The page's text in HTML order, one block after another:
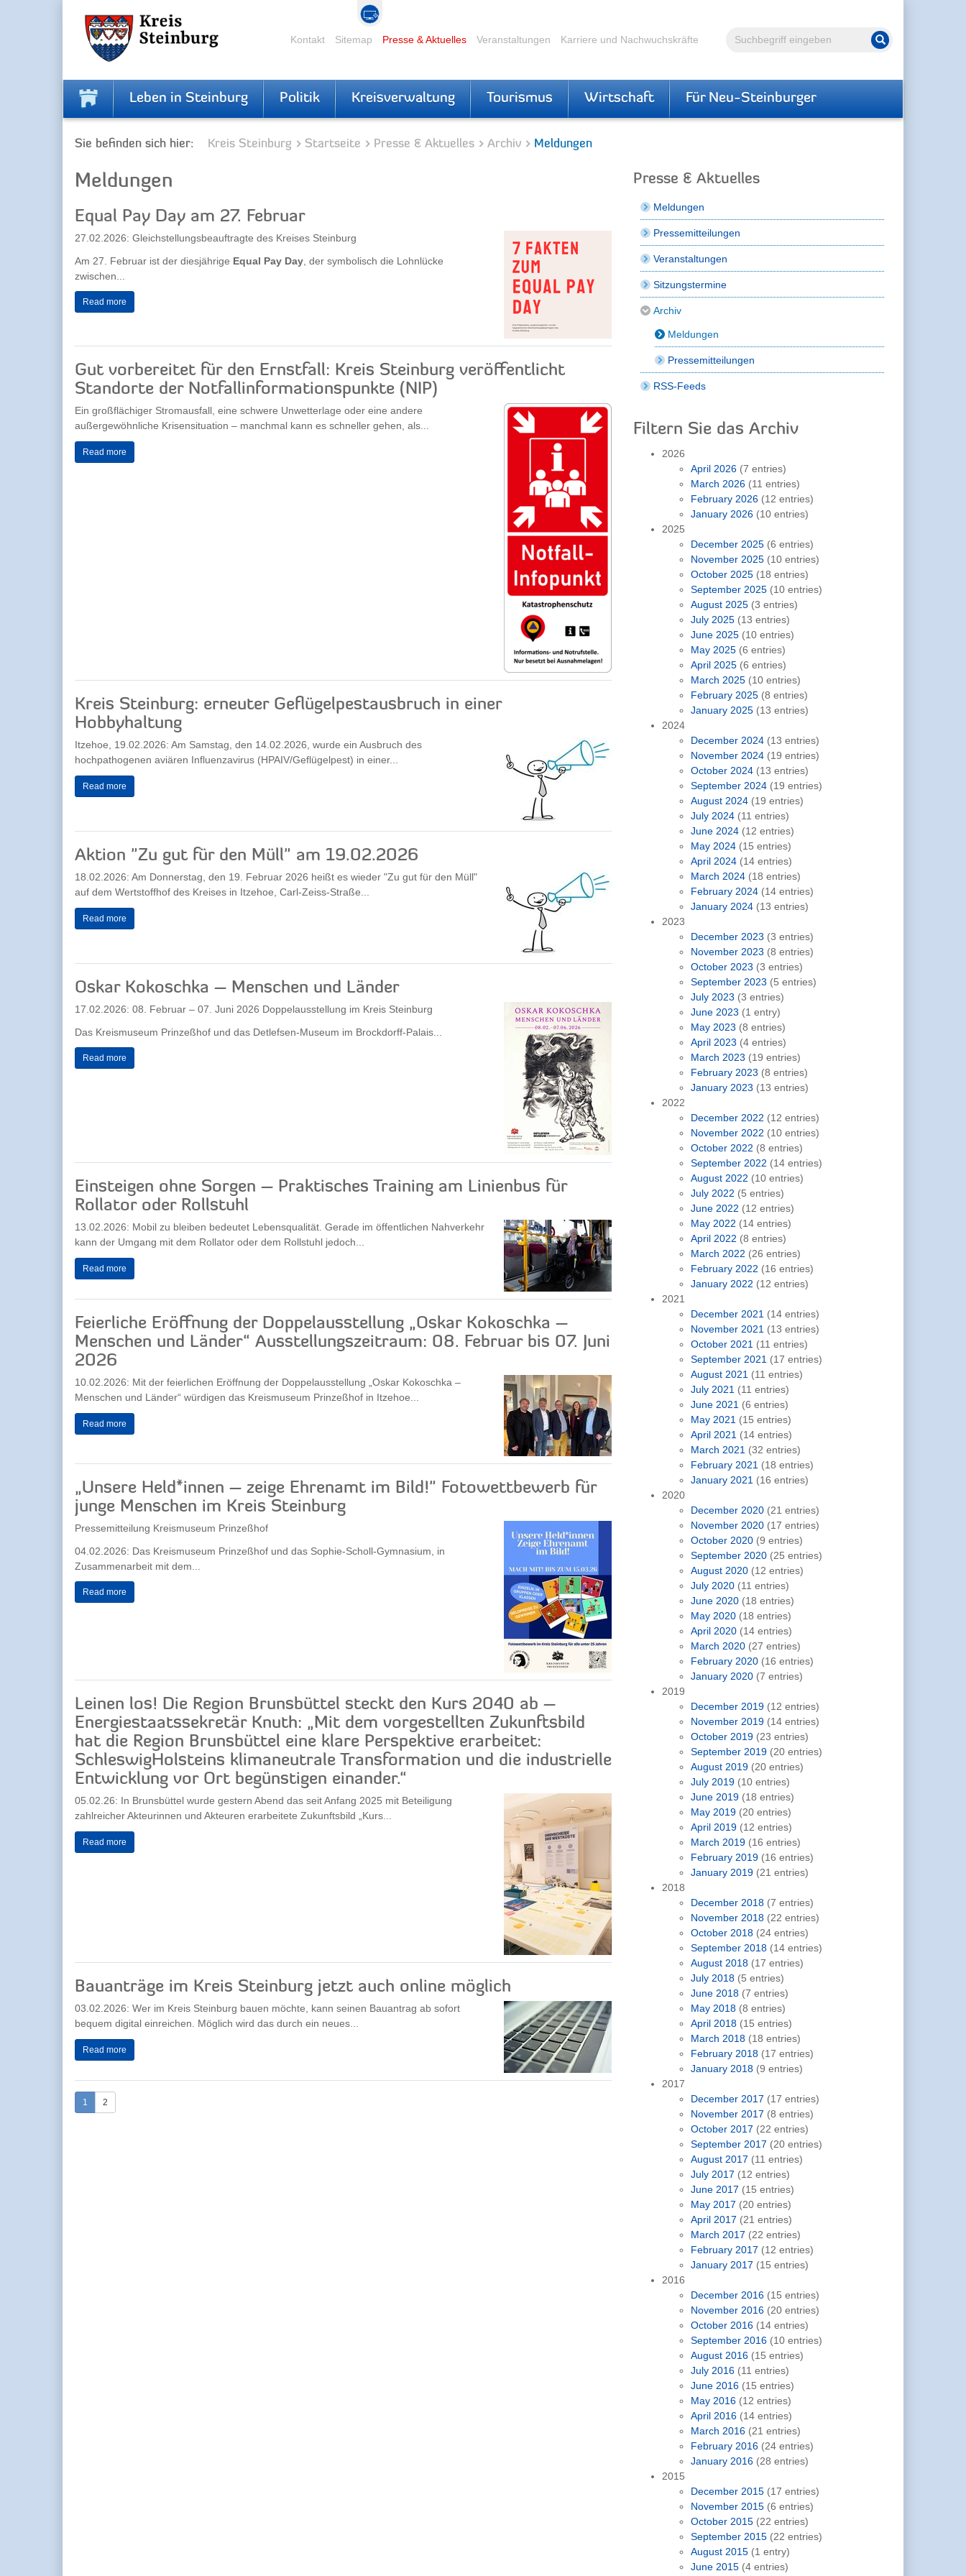
Volltextsuche Suche starten
Kontakt Sitemap Presse & Aktuelles Veranstaltungen Karriere und Nachwuchskräfte
Leben in Steinburg Politik Kreisverwaltung Tourismus Wirtschaft Für Neu-Steinburger
Sie befinden sich hier: Kreis Steinburg Startseite Presse & Aktuelles Archiv Meldungen
Meldungen
Equal Pay Day am 27. Februar
27.02.2026: Gleichstellungsbeauftragte des Kreises Steinburg
Am 27. Februar ist der diesjährige Equal Pay Day , der symbolisch die Lohnlücke
zwischen...
Read more
Gut vorbereitet für den Ernstfall: Kreis Steinburg veröffentlicht
Standorte der Notfallinformationspunkte (NIP)
Ein großflächiger Stromausfall, eine schwere Unwetterlage oder eine andere
außergewöhnliche Krisensituation – manchmal kann es schneller gehen, als...
Read more
Kreis Steinburg: erneuter Geflügelpestausbruch in einer
Hobbyhaltung
Itzehoe, 19.02.2026: Am Samstag, den 14.02.2026, wurde ein Ausbruch des
hochpathogenen aviären Influenzavirus (HPAIV/Geflügelpest) in einer...
Read more
Aktion "Zu gut für den Müll" am 19.02.2026
18.02.2026: Am Donnerstag, den 19. Februar 2026 heißt es wieder "Zu gut für den Müll"
auf dem Wertstoffhof des Kreises in Itzehoe, Carl-Zeiss-Straße...
Read more
Oskar Kokoschka – Menschen und Länder
17.02.2026: 08. Februar – 07. Juni 2026 Doppelausstellung im Kreis Steinburg
Das Kreismuseum Prinzeßhof und das Detlefsen-Museum im Brockdorff-Palais...
Read more
Einsteigen ohne Sorgen – Praktisches Training am Linienbus für
Rollator oder Rollstuhl
13.02.2026: Mobil zu bleiben bedeutet Lebensqualität. Gerade im öffentlichen Nahverkehr
kann der Umgang mit dem Rollator oder dem Rollstuhl jedoch...
Read more
Feierliche Eröffnung der Doppelausstellung „Oskar Kokoschka –
Menschen und Länder“ Ausstellungszeitraum: 08. Februar bis 07. Juni
2026
10.02.2026: Mit der feierlichen Eröffnung der Doppelausstellung „Oskar Kokoschka –
Menschen und Länder“ würdigen das Kreismuseum Prinzeßhof in Itzehoe...
Read more
„Unsere Held*innen – zeige Ehrenamt im Bild!" Fotowettbewerb für
junge Menschen im Kreis Steinburg
Pressemitteilung Kreismuseum Prinzeßhof
04.02.2026: Das Kreismuseum Prinzeßhof und das Sophie-Scholl-Gymnasium, in
Zusammenarbeit mit dem...
Read more
Leinen los! Die Region Brunsbüttel steckt den Kurs 2040 ab –
Energiestaatssekretär Knuth: „Mit dem vorgestellten Zukunftsbild
hat die Region Brunsbüttel eine klare Perspektive erarbeitet:
SchleswigHolsteins klimaneutrale Transformation und die industrielle
Entwicklung vor Ort begünstigen einander.“
05.02.26: In Brunsbüttel wurde gestern Abend das seit Anfang 2025 mit Beteiligung
zahlreicher Akteurinnen und Akteuren erarbeitete Zukunftsbild „Kurs...
Read more
Bauanträge im Kreis Steinburg jetzt auch online möglich
03.02.2026: Wer im Kreis Steinburg bauen möchte, kann seinen Bauantrag ab sofort
bequem digital einreichen. Möglich wird das durch ein neues...
Read more
1 2
Presse & Aktuelles
Meldungen
Pressemitteilungen
Veranstaltungen
Sitzungstermine
Archiv
Meldungen
Pressemitteilungen
RSS-Feeds
Filtern Sie das Archiv
2026
April 2026 (7 entries)
March 2026 (11 entries)
February 2026 (12 entries)
January 2026 (10 entries)
2025
December 2025 (6 entries)
November 2025 (10 entries)
October 2025 (18 entries)
September 2025 (10 entries)
August 2025 (3 entries)
July 2025 (13 entries)
June 2025 (10 entries)
May 2025 (6 entries)
April 2025 (6 entries)
March 2025 (10 entries)
February 2025 (8 entries)
January 2025 (13 entries)
2024
December 2024 (13 entries)
November 2024 (19 entries)
October 2024 (13 entries)
September 2024 (19 entries)
August 2024 (19 entries)
July 2024 (11 entries)
June 2024 (12 entries)
May 2024 (15 entries)
April 2024 (14 entries)
March 2024 (18 entries)
February 2024 (14 entries)
January 2024 (13 entries)
2023
December 2023 (3 entries)
November 2023 (8 entries)
October 2023 (3 entries)
September 2023 (5 entries)
July 2023 (3 entries)
June 2023 (1 entry)
May 2023 (8 entries)
April 2023 (4 entries)
March 2023 (19 entries)
February 2023 (8 entries)
January 2023 (13 entries)
2022
December 2022 (12 entries)
November 2022 (10 entries)
October 2022 (8 entries)
September 2022 (14 entries)
August 2022 (10 entries)
July 2022 (5 entries)
June 2022 (12 entries)
May 2022 (14 entries)
April 2022 (8 entries)
March 2022 (26 entries)
February 2022 (16 entries)
January 2022 (12 entries)
2021
December 2021 (14 entries)
November 2021 (13 entries)
October 2021 (11 entries)
September 2021 (17 entries)
August 2021 (11 entries)
July 2021 (11 entries)
June 2021 (6 entries)
May 2021 (15 entries)
April 2021 (14 entries)
March 2021 (32 entries)
February 2021 (18 entries)
January 2021 (16 entries)
2020
December 2020 (21 entries)
November 2020 (17 entries)
October 2020 (9 entries)
September 2020 (25 entries)
August 2020 (12 entries)
July 2020 (11 entries)
June 2020 (18 entries)
May 2020 (18 entries)
April 2020 (14 entries)
March 2020 (27 entries)
February 2020 (16 entries)
January 2020 (7 entries)
2019
December 2019 (12 entries)
November 2019 (14 entries)
October 2019 (23 entries)
September 2019 (20 entries)
August 2019 (20 entries)
July 2019 (10 entries)
June 2019 (18 entries)
May 2019 (20 entries)
April 2019 (12 entries)
March 2019 (16 entries)
February 2019 (16 entries)
January 2019 (21 entries)
2018
December 2018 (7 entries)
November 2018 (22 entries)
October 2018 (24 entries)
September 2018 (14 entries)
August 2018 (17 entries)
July 2018 (5 entries)
June 2018 (7 entries)
May 2018 (8 entries)
April 2018 (15 entries)
March 2018 (18 entries)
February 2018 (17 entries)
January 2018 (9 entries)
2017
December 2017 (17 entries)
November 2017 (8 entries)
October 2017 (22 entries)
September 2017 (20 entries)
August 2017 (11 entries)
July 2017 (12 entries)
June 2017 (15 entries)
May 2017 (20 entries)
April 2017 (21 entries)
March 2017 (22 entries)
February 2017 (12 entries)
January 2017 (15 entries)
2016
December 2016 (15 entries)
November 2016 (20 entries)
October 2016 (14 entries)
September 2016 (10 entries)
August 2016 (15 entries)
July 2016 (11 entries)
June 2016 (15 entries)
May 2016 (12 entries)
April 2016 (14 entries)
March 2016 (21 entries)
February 2016 (24 entries)
January 2016 (28 entries)
2015
December 2015 (17 entries)
November 2015 (6 entries)
October 2015 (22 entries)
September 2015 (22 entries)
August 2015 (1 entry)
June 2015 (4 entries)